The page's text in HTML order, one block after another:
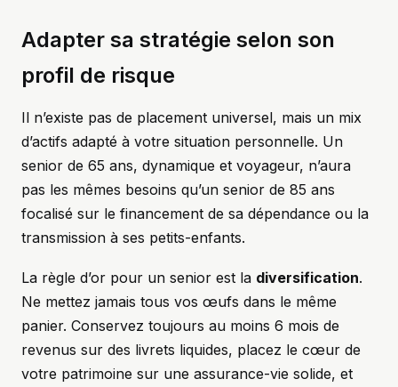
Adapter sa stratégie selon son
profil de risque
Il n’existe pas de placement universel, mais un mix
d’actifs adapté à votre situation personnelle. Un
senior de 65 ans, dynamique et voyageur, n’aura
pas les mêmes besoins qu’un senior de 85 ans
focalisé sur le financement de sa dépendance ou la
transmission à ses petits-enfants.
La règle d’or pour un senior est la diversification.
Ne mettez jamais tous vos œufs dans le même
panier. Conservez toujours au moins 6 mois de
revenus sur des livrets liquides, placez le cœur de
votre patrimoine sur une assurance-vie solide, et